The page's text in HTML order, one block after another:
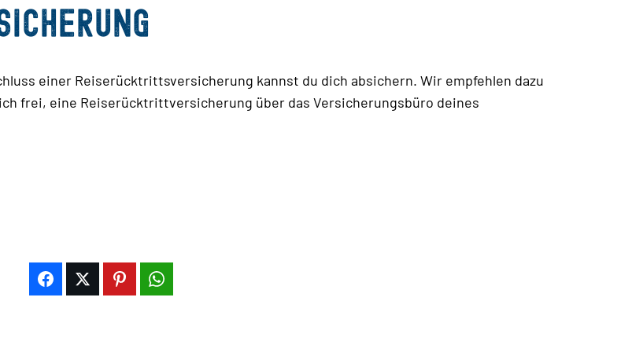
einer Reiserücktrittsversicherung kannst du dich absichern. Wir empfehlen dazu
frei, eine Reiserücktrittversicherung über das Versicherungsbüro deines